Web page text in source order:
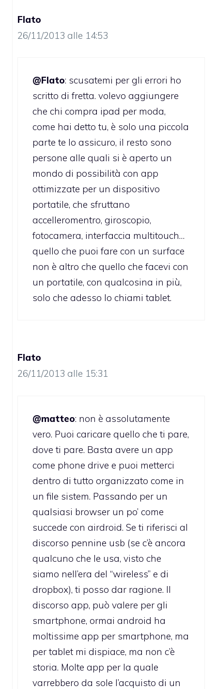
Flato
26/11/2013 alle 14:53
@Flato: scusatemi per gli errori ho
scritto di fretta. volevo aggiungere
che chi compra ipad per moda,
come hai detto tu, è solo una piccola
parte te lo assicuro, il resto sono
persone alle quali si è aperto un
mondo di possibilità con app
ottimizzate per un dispositivo
portatile, che sfruttano
accelleromentro, giroscopio,
fotocamera, interfaccia multitouch…
quello che puoi fare con un surface
non è altro che quello che facevi con
un portatile, con qualcosina in più,
solo che adesso lo chiami tablet.
Flato
26/11/2013 alle 15:31
@matteo: non è assolutamente
vero. Puoi caricare quello che ti pare,
dove ti pare. Basta avere un app
come phone drive e puoi metterci
dentro di tutto organizzato come in
un file sistem. Passando per un
qualsiasi browser un po’ come
succede con airdroid. Se ti riferisci al
discorso pennine usb (se c’è ancora
qualcuno che le usa, visto che
siamo nell’era del “wireless” e di
dropbox), ti posso dar ragione. Il
discorso app, può valere per gli
smartphone, ormai android ha
moltissime app per smartphone, ma
per tablet mi dispiace, ma non c’è
storia. Molte app per la quale
varrebbero da sole l’acquisto di un